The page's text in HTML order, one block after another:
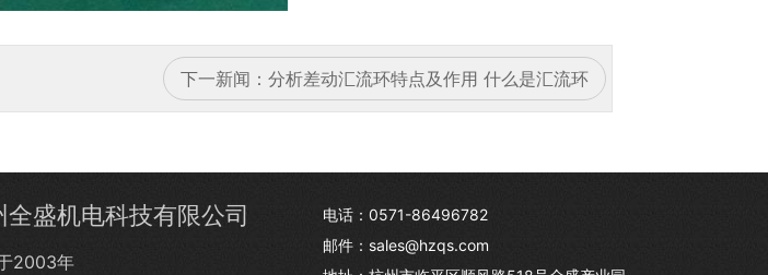
下一新闻： 分析差动汇流环特点及作用 什么是汇流环
全盛机电科技有限公司
2003年
电话：0571-86496782
邮件：sales@hzqs.com